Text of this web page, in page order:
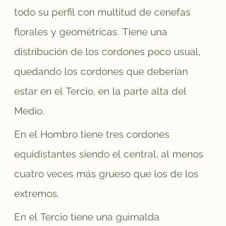
todo su perfil con multitud de cenefas
florales y geométricas. Tiene una
distribución de los cordones poco usual,
quedando los cordones que deberían
estar en el Tercio, en la parte alta del
Medio.
En el Hombro tiene tres cordones
equidistantes siendo el central, al menos
cuatro veces más grueso que los de los
extremos.
En el Tercio tiene una guirnalda